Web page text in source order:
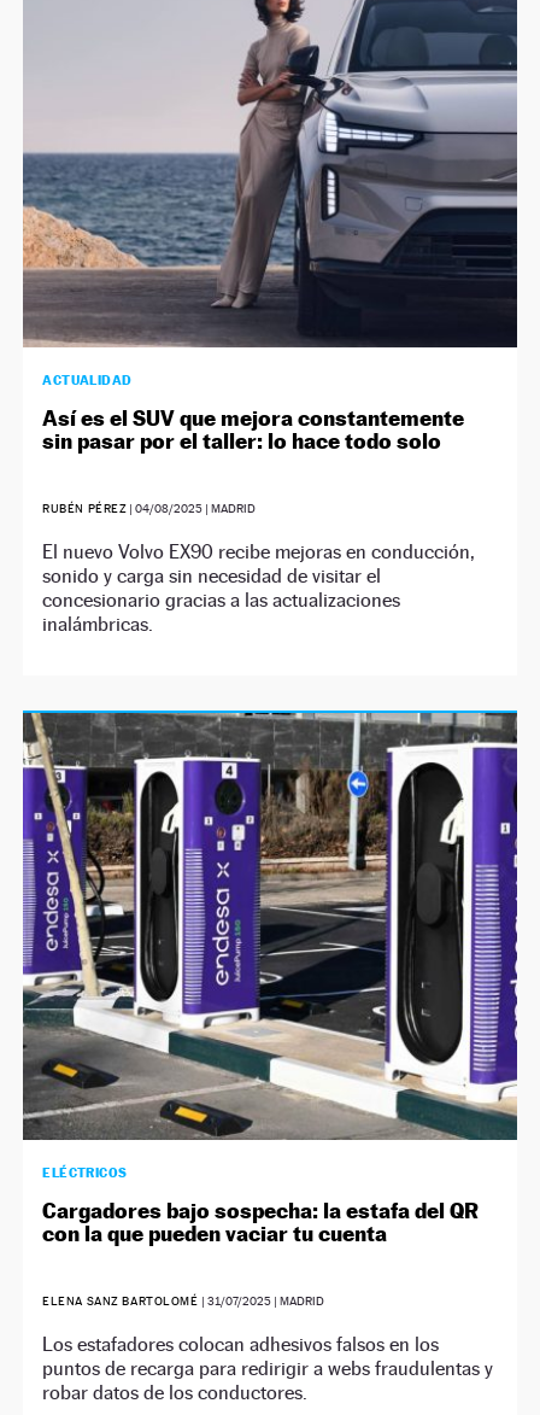
ACTUALIDAD
Así es el SUV que mejora constantemente
sin pasar por el taller: lo hace todo solo
RUBÉN PÉREZ |04/08/2025 | MADRID
El nuevo Volvo EX90 recibe mejoras en conducción,
sonido y carga sin necesidad de visitar el
concesionario gracias a las actualizaciones
inalámbricas.
ELÉCTRICOS
Cargadores bajo sospecha: la estafa del QR
con la que pueden vaciar tu cuenta
ELENA SANZ BARTOLOMÉ | 31/07/2025| MADRID
Los estafadores colocan adhesivos falsos en los
puntos de recarga para redirigir a webs fraudulentas y
robar datos de los conductores.